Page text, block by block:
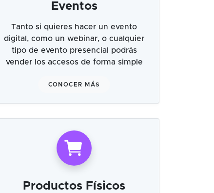
Eventos
Tanto si quieres hacer un evento
digital, como un webinar, o cualquier
tipo de evento presencial podrás
vender los accesos de forma simple
CONOCER MÁS
Productos Físicos